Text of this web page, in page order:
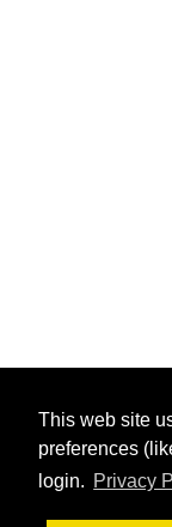
This web site
preferences
login. Privacy